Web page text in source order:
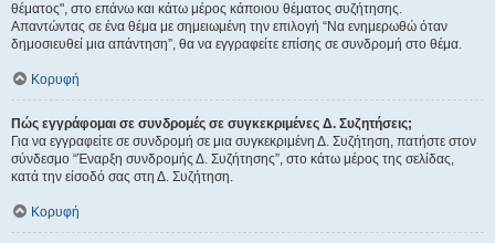
θέματος", στο επάνω και κάτω μέρος κάποιου θέματος συζήτησης.
Απαντώντας σε ένα θέμα με σημειωμένη την επιλογή “Να ενημερωθώ όταν
δημοσιευθεί μια απάντηση”, θα να εγγραφείτε επίσης σε συνδρομή στο θέμα.
Κορυφή
Πώς εγγράφομαι σε συνδρομές σε συγκεκριμένες Δ. Συζητήσεις;
Για να εγγραφείτε σε συνδρομή σε μια συγκεκριμένη Δ. Συζήτηση, πατήστε στον
σύνδεσμο “Έναρξη συνδρομής Δ. Συζήτησης”, στο κάτω μέρος της σελίδας,
κατά την είσοδό σας στη Δ. Συζήτηση.
Κορυφή